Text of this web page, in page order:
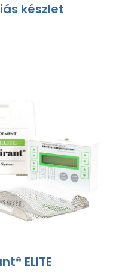
készlet
ELITE